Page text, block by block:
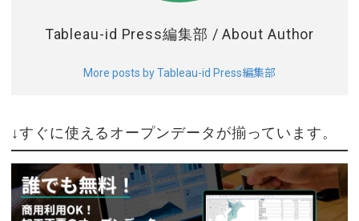
Tableau-id Press編集部 / About Author
More posts by Tableau-id Press編集部
↓すぐに使えるオープンデータが揃っています。